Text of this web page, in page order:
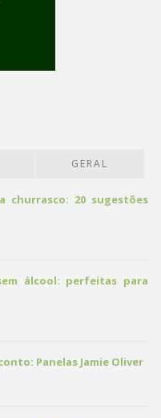
GERAL
churrasco: 20 sugestões
álcool: perfeitas para
Panelas Jamie Oliver